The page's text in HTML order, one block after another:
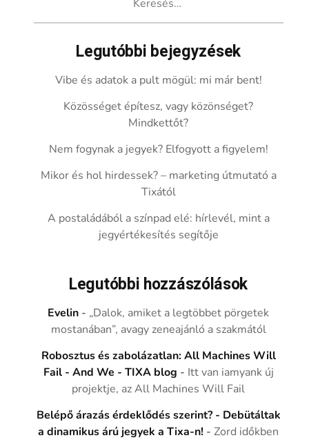
Legutóbbi bejegyzések
Vibe és adatok a pult mögül: mi már bent!
Közösséget építesz, vagy közönséget?
Mindkettőt?
Nem fogynak a jegyek? Elfogyott a figyelem!
Mikor és hol hirdessek? – marketing útmutató a
Tixától
A postaládából a színpad elé: hírlevél, mint a
jegyértékesítés segítője
Legutóbbi hozzászólások
Evelin - „Dalok, amiket a legtöbbet pörgetek
mostanában”, avagy zeneajánló a szakmától
Robosztus és zabolázatlan: All Machines Will
Fail - And We - TIXA blog - Itt van iamyank új
projektje, az All Machines Will Fail
Belépő árazás érdeklődés szerint? - Debütáltak
a dinamikus árú jegyek a Tixa-n! -Zord időkben